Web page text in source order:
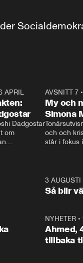
APRIL
Dadgostar
om
val. Ska vi
vi förstås
AVSNITT 7•
My och
Simona
och och
står i fokus
Rohwedder
3 AUGUSTI
Så blir
NYHETER•
Ahmed,
tillbaka